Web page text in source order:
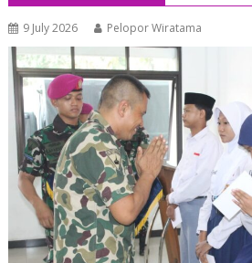
9 July 2026 Pelopor Wiratama